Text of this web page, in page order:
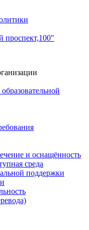
проспект,100"
и оснащённость
среда
поддержки